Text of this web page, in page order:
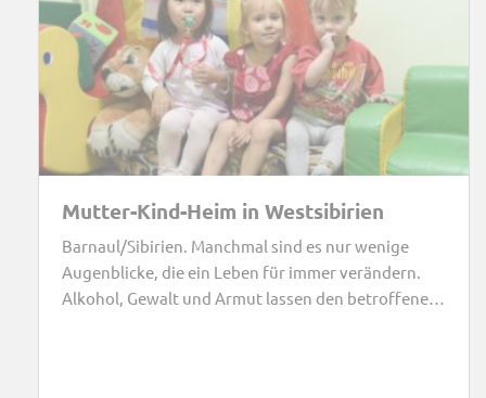
Mutter-Kind-Heim in Westsibirien
Barnaul/Sibirien. Manchmal sind es nur wenige
Augenblicke, die ein Leben für immer verändern.
Alkohol, Gewalt und Armut lassen den betroffenen